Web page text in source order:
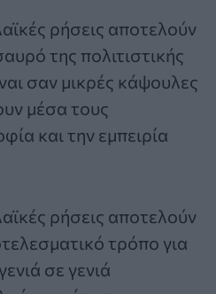
ρήσεις αποτελούν
της πολιτιστικής
σαν μικρές κάψουλες
μέσα τους
και την εμπειρία
ρήσεις αποτελούν
τρόπο για
σε γενιά